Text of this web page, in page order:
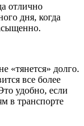
отлично
дня, когда
«тянется» долго.
все более
удобно, если
в транспорте